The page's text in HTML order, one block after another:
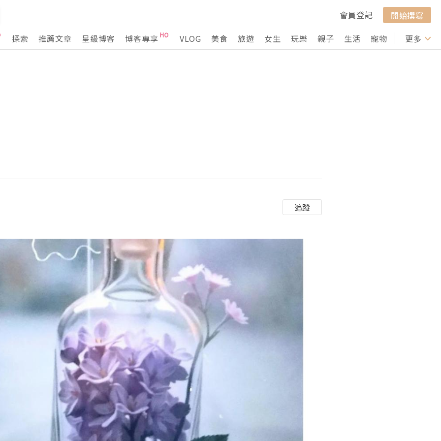
會員登記
開始撰寫
探索
推薦文章 星級博客 博客專享 VLOG 美食 旅遊 女生 玩樂 親子 生活 寵物 行山 打卡
更多
追蹤